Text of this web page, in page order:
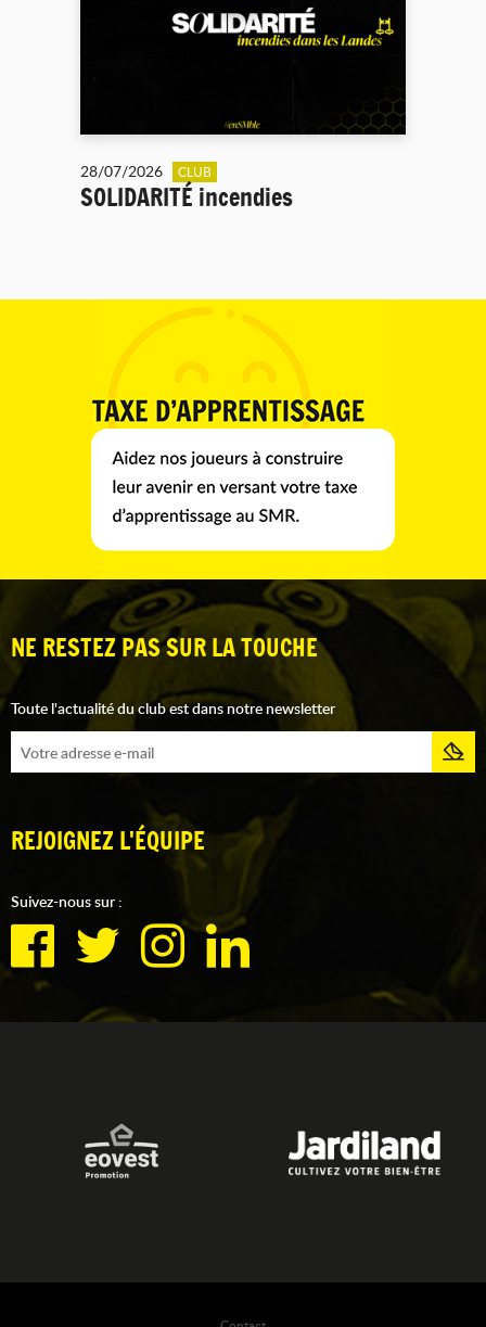
28/07/2026 CLUB
SOLIDARITÉ incendies
NE RESTEZ PAS SUR LA TOUCHE
Toute l'actualité du club est dans notre newsletter
REJOIGNEZ L'ÉQUIPE
Suivez-nous sur :